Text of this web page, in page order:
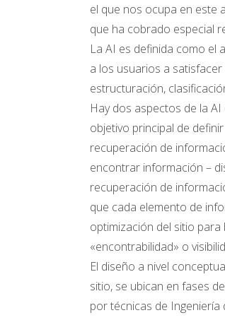
el que nos ocupa en este
que ha cobrado especial
La AI es definida como el
a los usuarios a
estructuración,
Hay dos aspectos de la
objetivo principal de
recuperación de
encontrar información –
recuperación de
que cada elemento de
optimización del sitio
«encontrabilidad» o
El diseño a nivel
sitio, se ubican en fases
por técnicas de